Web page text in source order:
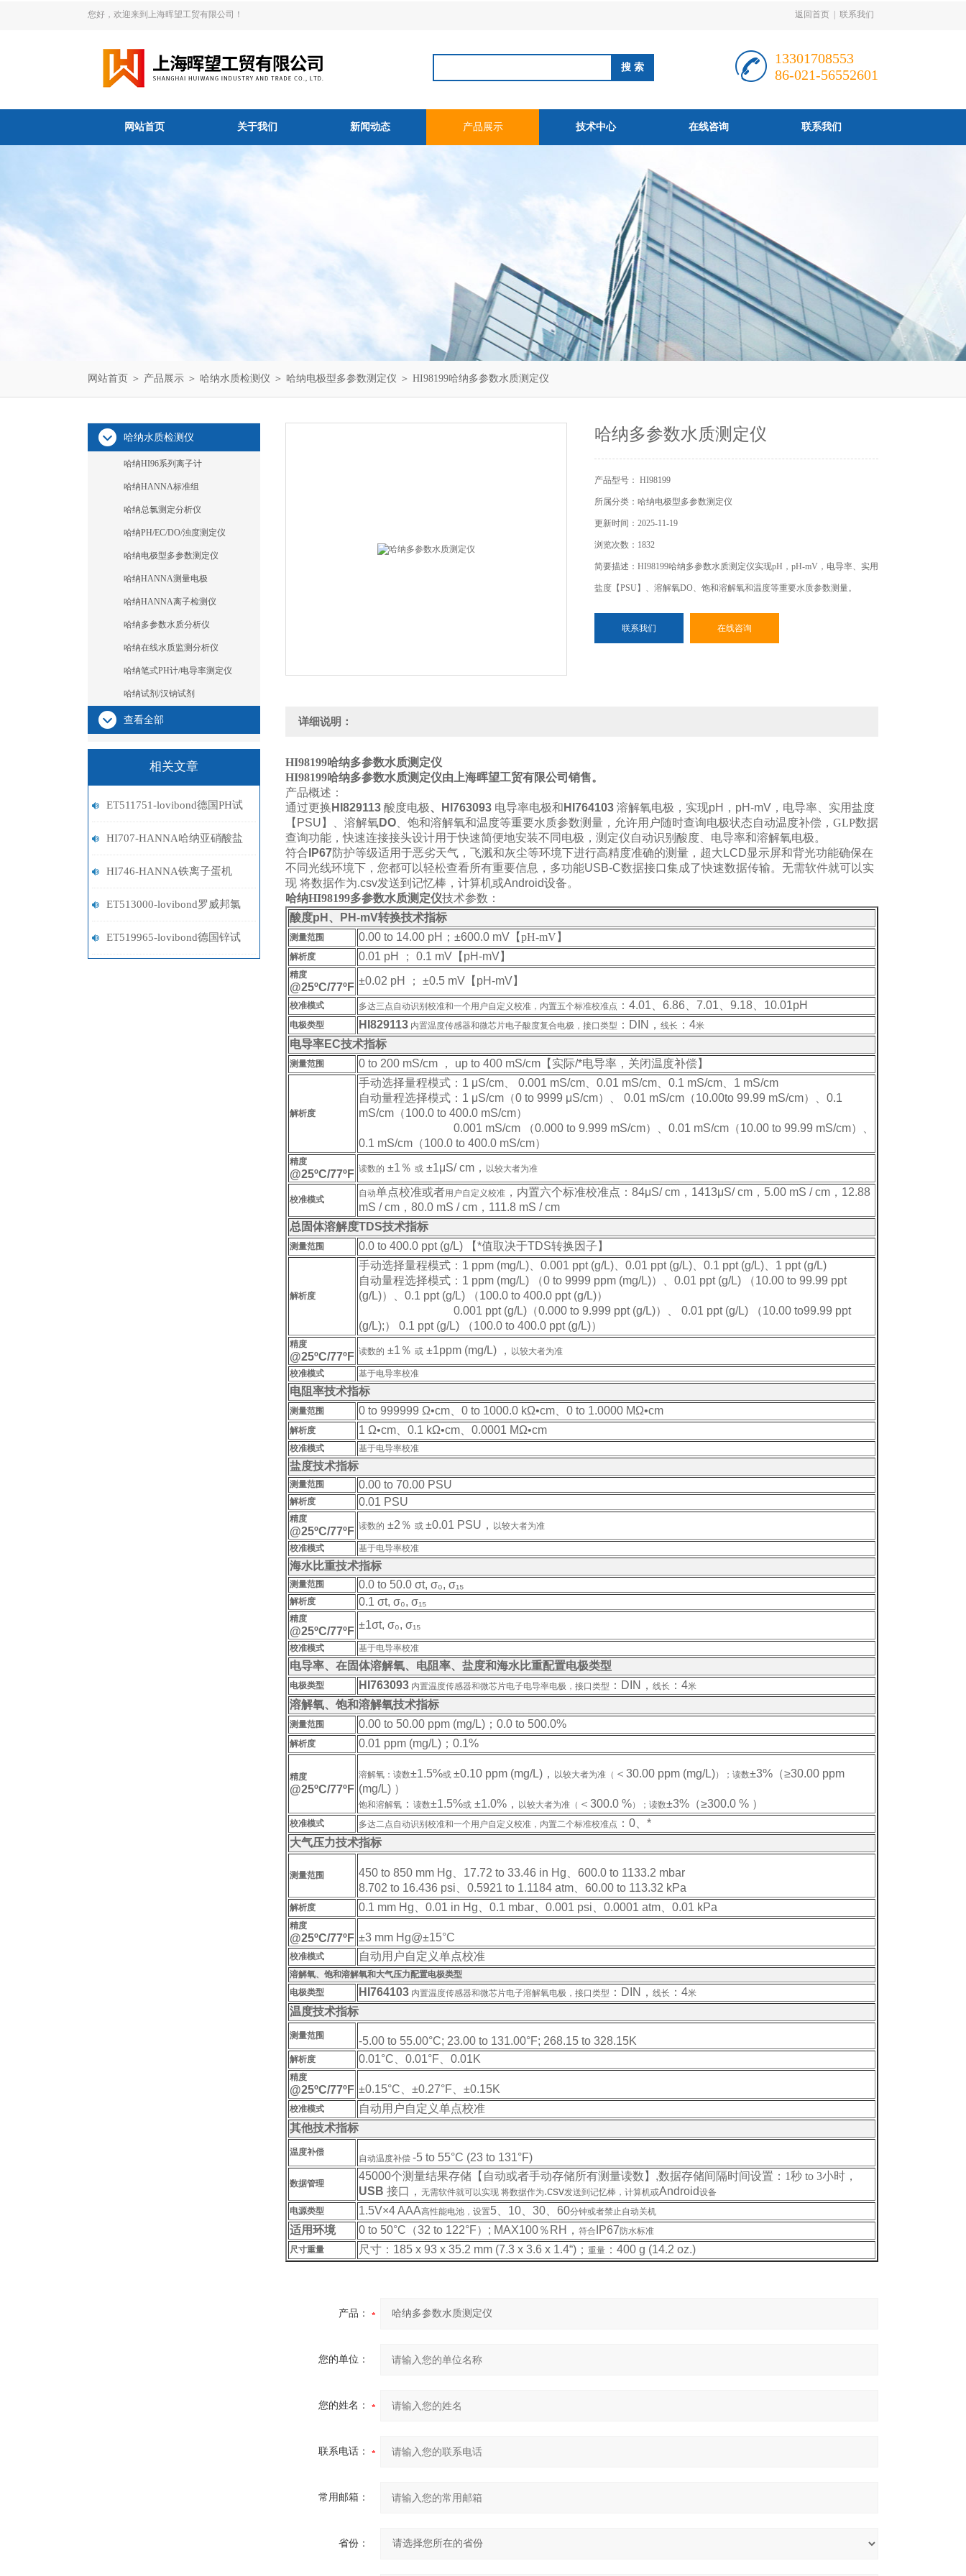
您好，欢迎来到上海晖望工贸有限公司！ 返回首页 联系我们
13301708553
86-021-56552601
网站首页 关于我们 新闻动态 产品展示 技术中心 在线咨询 联系我们
网站首页 ＞ 产品展示 ＞ 哈纳水质检测仪 ＞ 哈纳电极型多参数测定仪 ＞ HI98199哈纳多参数水质测定仪
哈纳水质检测仪
哈纳HI96系列离子计
哈纳HANNA标准组
哈纳总氯测定分析仪
哈纳PH/EC/DO/浊度测定仪
哈纳电极型多参数测定仪
哈纳HANNA测量电极
哈纳HANNA离子检测仪
哈纳多参数水质分析仪
哈纳在线水质监测分析仪
哈纳笔式PH计/电导率测定仪
哈纳试剂/汉钠试剂
查看全部
相关文章
ET511751-lovibond德国PH试
剂
HI707-HANNA哈纳亚硝酸盐
蛋机
HI746-HANNA铁离子蛋机
ET513000-lovibond罗威邦氯
试剂
ET519965-lovibond德国锌试
哈纳多参数水质测定仪
产品型号： HI98199
所属分类：哈纳电极型多参数测定仪
更新时间：2025-11-19
浏览次数：1832
简要描述：HI98199哈纳多参数水质测定仪实现pH，pH-mV，电导率、实用
盐度【PSU】、溶解氧DO、饱和溶解氧和温度等重要水质参数测量。
联系我们 在线咨询
详细说明：
HI98199哈纳多参数水质测定仪
HI98199哈纳多参数水质测定仪由上海晖望工贸有限公司销售。
产品概述：
通过更换 HI829113 酸度电极、HI763093 电导率电极和 HI764103 溶解氧电极，实现pH，pH-mV， 电导率、实用盐度
【PSU】、 溶解氧DO
饱和溶解氧和温度等重要水质参数测量，允许用户随时查询电极状态自动温度补偿，GLP数据
查询功能，快速连接接头设计用于快速简便地安装不同电极，测定仪自动识别酸度、电导率和溶解氧电极。
符合 IP67防护等级适用于恶劣天气，飞溅和灰尘等环境下进行高精度准确的测量，超大 LCD显示屏和背光功能确保在
不同光线环境下，您都可以轻松查看所有重要信息，多功能USB-C数据接口集成了快速数据传输。无需软件就可以实
现 将数据作为.csv发送到记忆棒，计算机或Android设备。
哈纳HI98199多参数水质测定仪技术参数：
酸度pH、PH-mV转换技术指标
测量范围 0.00 to 14.00 pH；±600.0 mV【pH-mV】
解析度 0.01 pH ； 0.1 mV【pH-mV】
精度
@25ºC/77ºF
±0.02 pH ； ±0.5 mV【pH-mV】
校准模式 多达三点自动识别校准和一个用户自定义校准， 内置五个标准校准点 ：4.01、6.86、7.01、9.18、10.01pH
电极类型 HI829113 内置温度传感器和微芯片电子酸度复合电极，接口类型 ：DIN ， 线长 ：4米
电导率EC技术指标
测量范围 0 to 200 mS/cm ， up to 400 mS/cm【实际/*电导率，关闭温度补偿】
解析度
手动选择量程模式： 1 μS/cm、 0.001 mS/cm、0.01 mS/cm、0.1 mS/cm、1 mS/cm
自动量程选择模式： 1 μS/cm（0 to 9999 μS/cm）、 0.01 mS/cm（10.00to 99.99 mS/cm）
、0.1
mS/cm（100.0 to 400.0 mS/cm）
0.001 mS/cm （0.000 to 9.999 mS/cm）、0.01 mS/cm（10.00 to 99.99 mS/cm）、
0.1 mS/cm（100.0 to 400.0 mS/cm）
精度
@25ºC/77ºF 读数的 ±1％ 或 ±1μS/ cm， 以较大者为准
校准模式
自动单点校准或者用户自定义校准 ，内置六个标准校准点 ：84μS/ cm，1413μS/ cm，5.00 mS / cm，12.88
mS / cm，80.0 mS / cm，111.8 mS / cm
总固体溶解度TDS技术指标
测量范围 0.0 to 400.0 ppt (g/L) 【*值取决于TDS转换因子 】
解析度
手动选择量程模式：1 ppm (mg/L)、0.001 ppt (g/L)、0.01 ppt (g/L)、0.1 ppt (g/L)、1 ppt (g/L)
自动量程选择模式： 1 ppm (mg/L) （0 to 9999 ppm (mg/L)）、0.01 ppt (g/L) （10.00 to 99.99 ppt
(g/L)）、0.1 ppt (g/L) （100.0 to 400.0 ppt (g/L)）
0.001 ppt (g/L)（0.000 to 9.999 ppt (g/L)）、 0.01 ppt (g/L) （10.00 to99.99 ppt
(g/L);） 0.1 ppt (g/L) （100.0 to 400.0 ppt (g/L)）
精度
@25ºC/77ºF 读数的 ±1％ 或 ±1ppm (mg/L) ， 以较大者为准
校准模式 基于电导率校准
电阻率技术指标
测量范围 0 to 999999 Ω•cm、0 to 1000.0 kΩ•cm、0 to 1.0000 MΩ•cm
解析度 1 Ω•cm、0.1 kΩ•cm、0.0001 MΩ•cm
校准模式 基于电导率校准
盐度技术指标
测量范围 0.00 to 70.00 PSU
解析度 0.01 PSU
精度
@25ºC/77ºF 读数的 ±2％ 或 ±0.01 PSU ， 以较大者为准
校准模式 基于电导率校准
海水比重技术指标
测量范围 0.0 to 50.0 σt, σ₀, σ₁₅
解析度 0.1 σt, σ₀, σ₁₅
精度
@25ºC/77ºF
±1σt, σ₀, σ₁₅
校准模式 基于电导率校准
电导率、在固体溶解氧、电阻率、盐度和海水比重配置电极类型
电极类型 HI763093 内置温度传感器和微芯片电子电导率电极，接口类型 ：DIN ， 线长 ：4米
溶解氧、饱和溶解氧技术指标
测量范围 0.00 to 50.00 ppm (mg/L)；0.0 to 500.0%
解析度 0.01 ppm (mg/L)； 0.1%
精度
@25ºC/77ºF
溶解氧： 读数±1.5%或 ±0.10 ppm (mg/L)， 以较大者为准（ ＜ 30.00 ppm (mg/L)）； 读数±3%（≥30.00 ppm
(mg/L) ）
饱和溶解氧 ： 读数±1.5%或 ±1.0%， 以较大者为准（ ＜ 300.0 %）； 读数±3%（≥300.0 % ）
校准模式 多达二点自动识别校准和一个用户自定义校准， 内置二个标准校准点 ：0、*
大气压力技术指标
测量范围
450 to 850 mm Hg、17.72 to 33.46 in Hg、600.0 to 1133.2 mbar
8.702 to 16.436 psi、0.5921 to 1.1184 atm、60.00 to 113.32 kPa
解析度 0.1 mm Hg、0.01 in Hg、0.1 mbar、0.001 psi、0.0001 atm、0.01 kPa
精度
@25ºC/77ºF ±3 mm Hg@±15°C
校准模式 自动用户自定义单点校准
溶解氧、饱和溶解氧和大气压力配置电极类型
电极类型
HI764103 内置温度传感器和微芯片电子溶解氧电极，接口类型 ：DIN ， 线长 ：4米
温度技术指标
测量范围 -5.00 to 55.00°C; 23.00 to 131.00°F; 268.15 to 328.15K
解析度 0.01°C、0.01°F、0.01K
精度
@25ºC/77ºF ±0.15°C、±0.27°F、±0.15K
校准模式 自动用户自定义单点校准
其他技术指标
温度补偿
自动温度补偿 -5 to 55°C (23 to 131°F)
数据管理
45000个测量结果存储【自动或者手动存储所有测量读数】,数据存储间隔时间设置：1秒 to 3小时，
USB 接口， 无需软件就可以实现 将数据作为.csv发送到记忆棒，计算机或Android设备
电源类型
1.5V×4 AAA高性能电池， 设置5、10、30、60分钟或者禁止自动关机
适用环境 0 to 50°C（32 to 122°F）; MAX100％RH， 符合 IP67 防水标准
尺寸重量
尺寸 ：185 x 93 x 35.2 mm (7.3 x 3.6 x 1.4“)； 重量 ： 400 g (14.2 oz.)
产品：
您的单位：
您的姓名：
联系电话：
常用邮箱：
省份：